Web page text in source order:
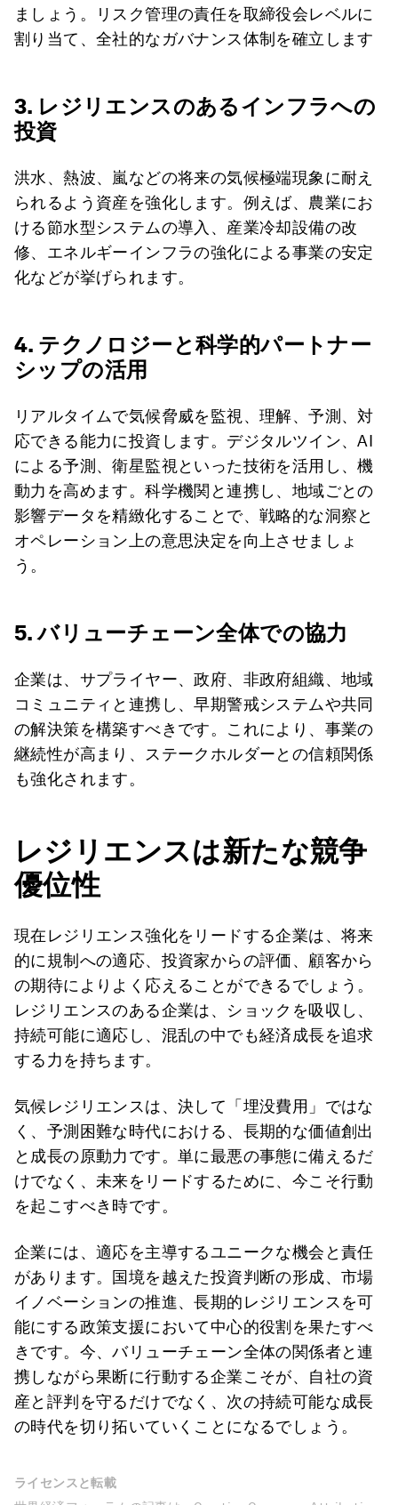
ましょう。リスク管理の責任を取締役会レベルに
割り当て、全社的なガバナンス体制を確立します
3. レジリエンスのあるインフラへの
投資
洪水、熱波、嵐などの将来の気候極端現象に耐え
られるよう資産を強化します。例えば、農業にお
ける節水型システムの導入、産業冷却設備の改
修、エネルギーインフラの強化による事業の安定
化などが挙げられます。
4. テクノロジーと科学的パートナー
シップの活用
リアルタイムで気候脅威を監視、理解、予測、対
応できる能力に投資します。デジタルツイン、AI
による予測、衛星監視といった技術を活用し、機
動力を高めます。科学機関と連携し、地域ごとの
影響データを精緻化することで、戦略的な洞察と
オペレーション上の意思決定を向上させましょ
う。
5. バリューチェーン全体での協力
企業は、サプライヤー、政府、非政府組織、地域
コミュニティと連携し、早期警戒システムや共同
の解決策を構築すべきです。これにより、事業の
継続性が高まり、ステークホルダーとの信頼関係
も強化されます。
レジリエンスは新たな競争
優位性
現在レジリエンス強化をリードする企業は、将来
的に規制への適応、投資家からの評価、顧客から
の期待によりよく応えることができるでしょう。
レジリエンスのある企業は、ショックを吸収し、
持続可能に適応し、混乱の中でも経済成長を追求
する力を持ちます。
気候レジリエンスは、決して「埋没費用」ではな
く、予測困難な時代における、長期的な価値創出
と成長の原動力です。単に最悪の事態に備えるだ
けでなく、未来をリードするために、今こそ行動
を起こすべき時です。
企業には、適応を主導するユニークな機会と責任
があります。国境を越えた投資判断の形成、市場
イノベーションの推進、長期的レジリエンスを可
能にする政策支援において中心的役割を果たすべ
きです。今、バリューチェーン全体の関係者と連
携しながら果断に行動する企業こそが、自社の資
産と評判を守るだけでなく、次の持続可能な成長
の時代を切り拓いていくことになるでしょう。
ライセンスと転載